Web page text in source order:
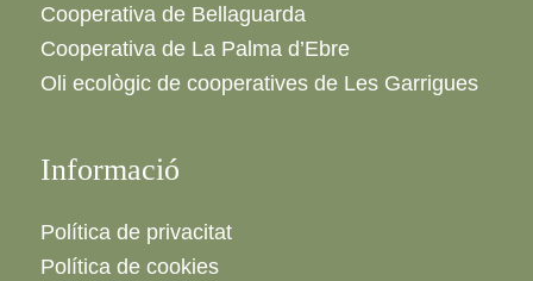
Cooperativa de Bellaguarda
Cooperativa de La Palma d’Ebre
Oli ecològic de cooperatives de Les Garrigues
Informació
Política de privacitat
Política de cookies